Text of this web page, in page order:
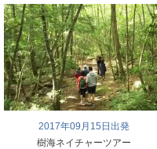
2017年09月15日出発
樹海ネイチャーツアー